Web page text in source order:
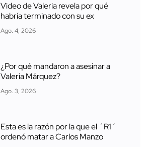
Video de Valeria revela por qué
habría terminado con su ex
Ago. 4, 2026
¿Por qué mandaron a asesinar a
Valeria Márquez?
Ago. 3, 2026
Esta es la razón por la que el ´R1´
ordenó matar a Carlos Manzo